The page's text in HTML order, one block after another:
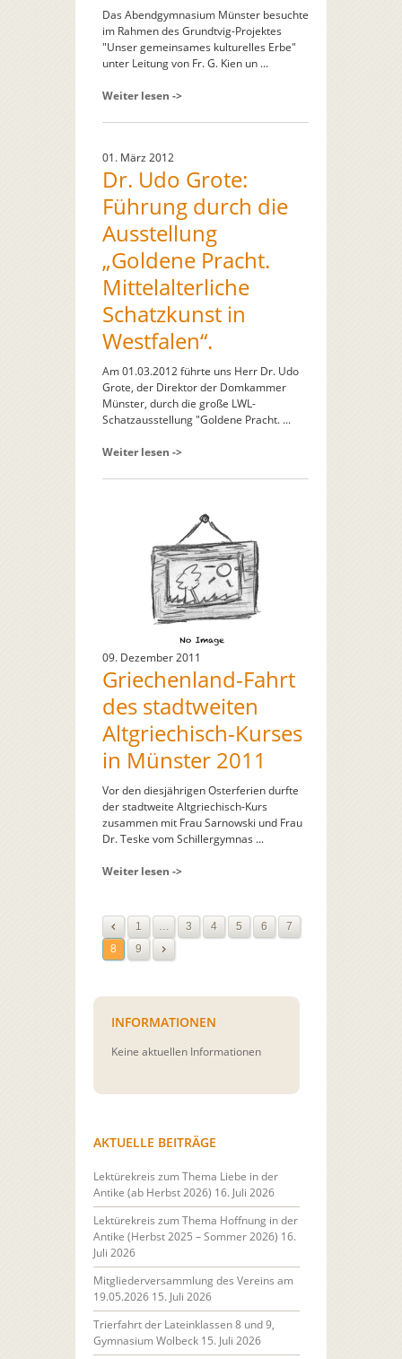
Das Abendgymnasium Münster besuchte
im Rahmen des Grundtvig-Projektes
"Unser gemeinsames kulturelles Erbe"
unter Leitung von Fr. G. Kien un ...
Weiter lesen ->
01. März 2012
Dr. Udo Grote:
Führung durch die
Ausstellung
„Goldene Pracht.
Mittelalterliche
Schatzkunst in
Westfalen“.
Am 01.03.2012 führte uns Herr Dr. Udo
Grote, der Direktor der Domkammer
Münster, durch die große LWL-
Schatzausstellung "Goldene Pracht. ...
Weiter lesen ->
09. Dezember 2011
Griechenland-Fahrt
des stadtweiten
Altgriechisch-Kurses
in Münster 2011
Vor den diesjährigen Osterferien durfte
der stadtweite Altgriechisch-Kurs
zusammen mit Frau Sarnowski und Frau
Dr. Teske vom Schillergymnas ...
Weiter lesen ->
1 … 3 4 5 6
7
8
9
INFORMATIONEN
Keine aktuellen Informationen
AKTUELLE BEITRÄGE
Lektürekreis zum Thema Liebe in der
Antike (ab Herbst 2026) 16. Juli 2026
Lektürekreis zum Thema Hoffnung in der
Antike (Herbst 2025 – Sommer 2026) 16.
Juli 2026
Mitgliederversammlung des Vereins am
19.05.2026 15. Juli 2026
Trierfahrt der Lateinklassen 8 und 9,
Gymnasium Wolbeck 15. Juli 2026